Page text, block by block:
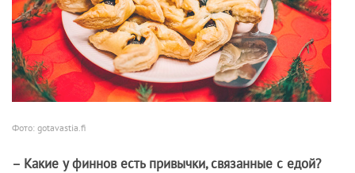
Фото: gotavastia.fi
– Какие у финнов есть привычки, связанные с едой?